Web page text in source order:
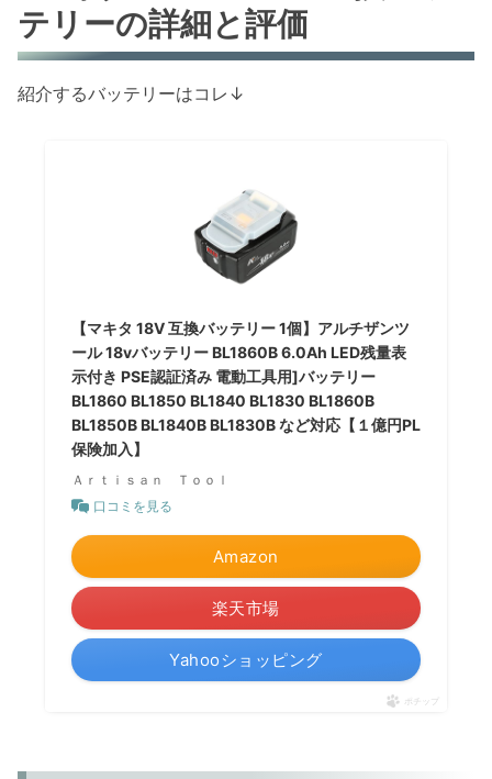
テリーの詳細と評価
紹介するバッテリーはコレ↓
【マキタ 18V 互換バッテリー 1個】アルチザンツ
ール 18vバッテリー BL1860B 6.0Ah LED残量表
示付き PSE認証済み 電動工具用]バッテリー
BL1860 BL1850 BL1840 BL1830 BL1860B
BL1850B BL1840B BL1830B など対応【１億円PL
保険加入】
Ａｒｔｉｓａｎ Ｔｏｏｌ
口コミを見る
Amazon
楽天市場
Yahooショッピング
ポチップ